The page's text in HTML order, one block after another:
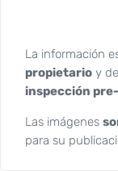
La información
propietario y
inspección
Las imágenes
para su